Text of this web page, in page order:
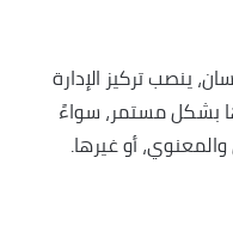
ينصب تركيز الإدارة
بشكل مستمر، سواءً
والمعنوي، أو غيرها.